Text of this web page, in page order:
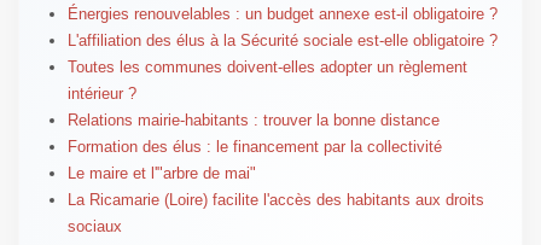
Énergies renouvelables : un budget annexe est-il obligatoire ?
L'affiliation des élus à la Sécurité sociale est-elle obligatoire ?
Toutes les communes doivent-elles adopter un règlement
intérieur ?
Relations mairie-habitants : trouver la bonne distance
Formation des élus : le financement par la collectivité
Le maire et l'"arbre de mai"
La Ricamarie (Loire) facilite l'accès des habitants aux droits
sociaux